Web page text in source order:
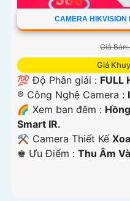
CAMERA HIKVISION
Giá
Giá
💯 Độ Phân giải : FULL
®️ Công Nghệ Camera :
🌈 Xem ban đêm :
Smart IR.
⚒ Camera Thiết Kế
️♚ Ưu Điểm : Thu Âm